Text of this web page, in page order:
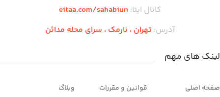
کانال ایتا: eitaa.com/sahabiun
آدرس: تهران ،‌ نارمک ، سرای محله مدائن
لینک های مهم
صفحه اصلی
قوانین و مقررات
وبلاگ